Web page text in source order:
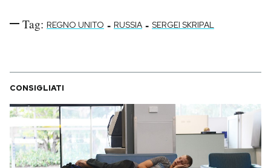
Tag: REGNO UNITO - RUSSIA - SERGEI SKRIPAL
CONSIGLIATI